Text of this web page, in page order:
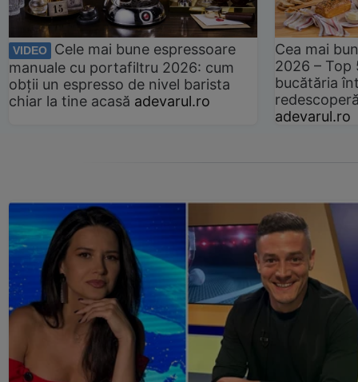
VIDEO
Cele mai bune espressoare
manuale cu portafiltru 2026: cum
obții un espresso de nivel barista
chiar la tine acasă adevarul.ro
Cea mai
2026 –
bucătăria
adevarul.ro